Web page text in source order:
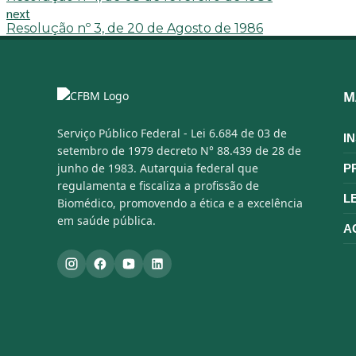
next
Resolução nº 3, de 20 de Agosto de 1986
Serviço Público Federal - Lei 6.684 de 03 de
setembro de 1979 decreto N° 88.439 de 28 de
junho de 1983. Autarquia federal que
regulamenta e fiscaliza a profissão de
Biomédico, promovendo a ética e a excelência
em saúde pública.